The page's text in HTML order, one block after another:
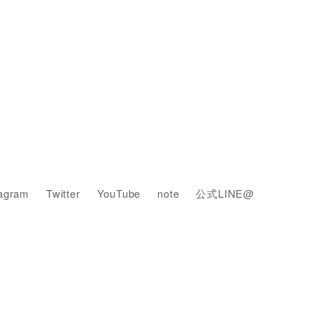
Twitter YouTube note 公式LINE@